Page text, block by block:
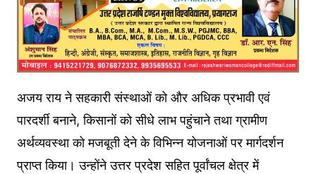
अजय राय ने सहकारी संस्थाओं को और अधिक प्रभावी एवं
पारदर्शी बनाने, किसानों को सीधे लाभ पहुंचाने तथा ग्रामीण
अर्थव्यवस्था को मजबूती देने के विभिन्न योजनाओं पर मार्गदर्शन
प्राप्त किया। उन्होंने उत्तर प्रदेश सहित पूर्वांचल क्षेत्र में